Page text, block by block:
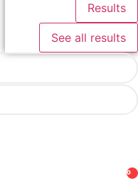
Results
See all results
0